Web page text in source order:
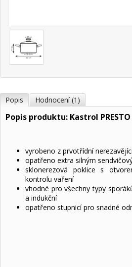
Popis Hodnocení (1)
Popis produktu: Kastrol
vyrobeno z prvotřídní
opatřeno extra silným
sklonerezová poklice s
kontrolu vaření
vhodné pro všechny typy
a indukční
opatřeno stupnicí pro snadné